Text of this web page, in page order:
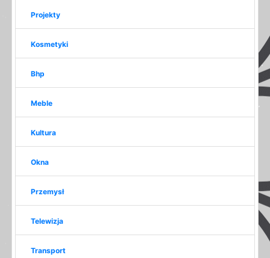
Projekty
Kosmetyki
Bhp
Meble
Kultura
Okna
Przemysł
Telewizja
Transport